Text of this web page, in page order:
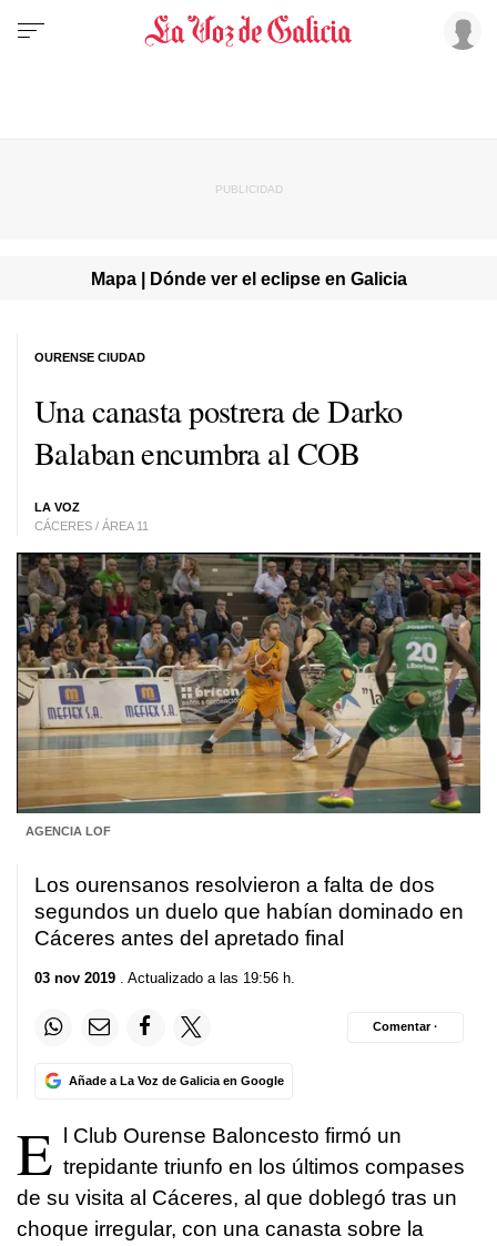
Mapa | Dónde ver el eclipse en Galicia
Una canasta postrera de Darko
Balaban encumbra al COB
LA VOZ
CÁCERES / ÁREA 11
OURENSE CIUDAD
AGENCIA LOF
Los ourensanos resolvieron a falta de dos
segundos un duelo que habían dominado en
Cáceres antes del apretado final
03 nov 2019 . Actualizado a las 19:56 h.
Añade a La Voz de Galicia en Google
Comentar ·
E l Club Ourense Baloncesto firmó un
trepidante triunfo en los últimos compases
de su visita al Cáceres, al que doblegó tras un
choque irregular, con una canasta sobre la